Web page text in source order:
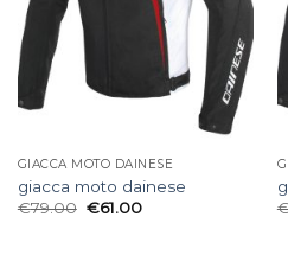
GIACCA MOTO DAINESE
giacca moto dainese
€79.00 €61.00